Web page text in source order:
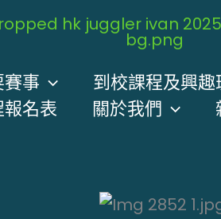
事 到校課程及興趣
名表 關於我們